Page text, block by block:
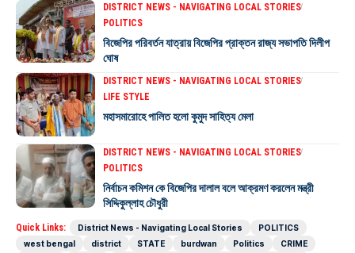
DISTRICT NEWS - NAVIGATING LOCAL STORIES
POLITICS
বিজেপির পরিবর্তন যাত্রায় বিজেপির প্রাক্তন রাজ্য সভাপতি দিলীপ
ঘোষ
DISTRICT NEWS - NAVIGATING LOCAL STORIES
LIFE STYLE
মহাসমারোহে পালিত হলো কুমুদ সাহিত্য মেলা
DISTRICT NEWS - NAVIGATING LOCAL STORIES
POLITICS
নির্বাচন কমিশন কে বিজেপির দালাল বলে আক্রমণ করলেন মন্ত্রী
সিদ্দিকুল্লাহ চৌধুরী
Quick Links: District News - Navigating Local Stories
POLITICS
west bengal
district STATE burdwan Politics CRIME